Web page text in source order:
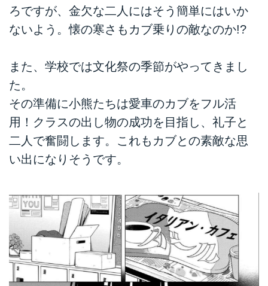
ろですが、金欠な二人にはそう簡単にはいか
ないよう。懐の寒さもカブ乗りの敵なのか!?
また、学校では文化祭の季節がやってきまし
た。
その準備に小熊たちは愛車のカブをフル活
用！クラスの出し物の成功を目指し、礼子と
二人で奮闘します。これもカブとの素敵な思
い出になりそうです。